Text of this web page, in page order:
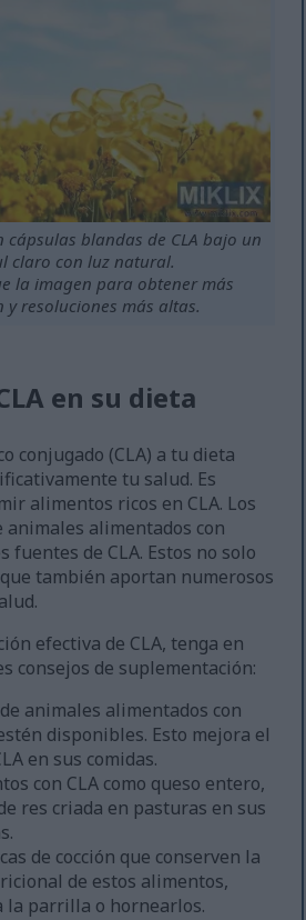
cápsulas blandas de CLA bajo un
claro con luz natural.
la imagen para obtener más
resoluciones más altas.
en su dieta
conjugado (CLA) a tu dieta
tu salud. Es
alimentos ricos en CLA. Los
animales alimentados con
fuentes de CLA. Estos no solo
también aportan numerosos
efectiva de CLA, tenga en
consejos de suplementación:
animales alimentados con
disponibles. Esto mejora el
en sus comidas.
con CLA como queso entero,
res criada en pasturas en sus
de cocción que conserven la
de estos alimentos,
la parrilla o hornearlos.